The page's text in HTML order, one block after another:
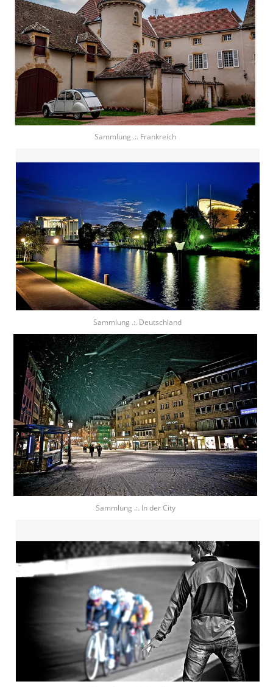
Sammlung .:. Frankreich
Sammlung .:. Deutschland
Sammlung .:. In der City